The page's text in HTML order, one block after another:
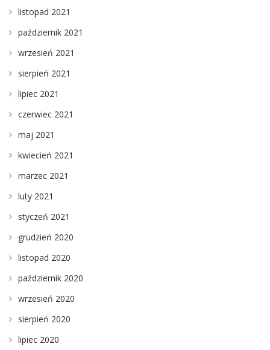
listopad 2021
październik 2021
wrzesień 2021
sierpień 2021
lipiec 2021
czerwiec 2021
maj 2021
kwiecień 2021
marzec 2021
luty 2021
styczeń 2021
grudzień 2020
listopad 2020
październik 2020
wrzesień 2020
sierpień 2020
lipiec 2020